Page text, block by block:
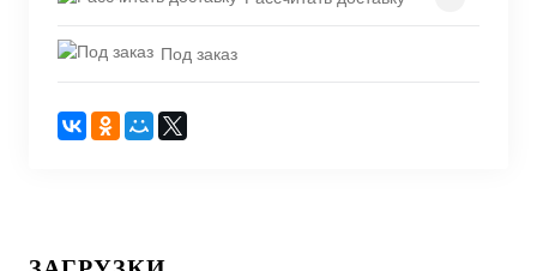
Под заказ